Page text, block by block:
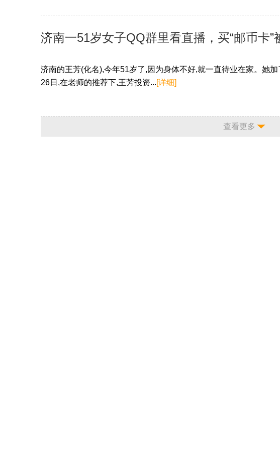
济南一51岁女子QQ群里看直播，买“邮币卡”
济南的王芳(化名),今年51岁了,因为身体不好,就一直待业在家。她
26日,在老师的推荐下,王芳投资...[详细]
查看更多